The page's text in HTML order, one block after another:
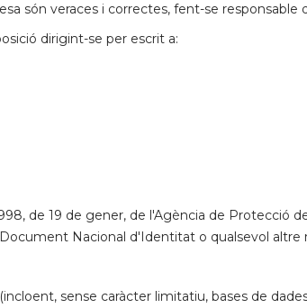
són veraces i correctes, fent-se
dirigint-se per escrit a:
de 19 de gener, de l'Agència de Protecció
Nacional d'Identitat o qualsevol altre
sense caràcter limitatiu, bases de